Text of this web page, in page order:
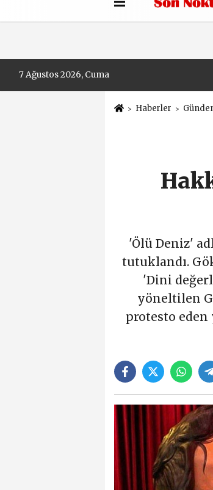
İletişim
7 Ağustos 2026, Cuma
Haberler
'Ölü Deniz'
tutuklandı.
'Dini
yöneltilen
protesto